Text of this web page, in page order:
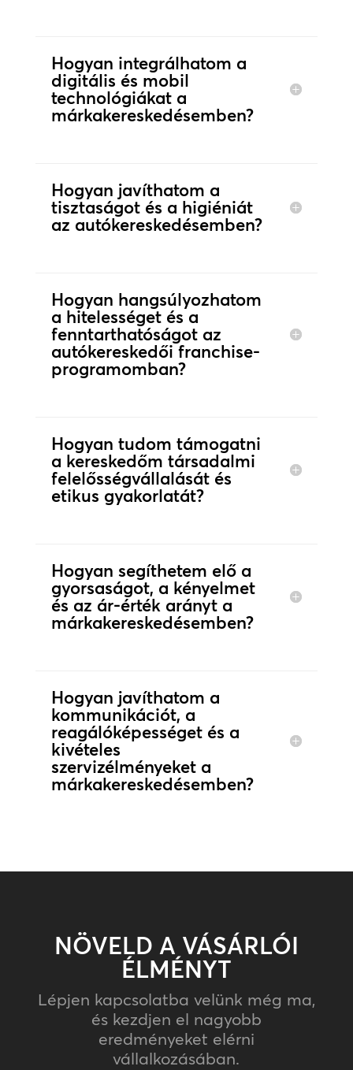
Hogyan integrálhatom a
digitális és mobil
technológiákat a
márkakereskedésemben?
Hogyan javíthatom a
tisztaságot és a higiéniát
az autókereskedésemben?
Hogyan hangsúlyozhatom
a hitelességet és a
fenntarthatóságot az
autókereskedői franchise-
programomban?
Hogyan tudom támogatni
a kereskedőm társadalmi
felelősségvállalását és
etikus gyakorlatát?
Hogyan segíthetem elő a
gyorsaságot, a kényelmet
és az ár-érték arányt a
márkakereskedésemben?
Hogyan javíthatom a
kommunikációt, a
reagálóképességet és a
kivételes
szervizélményeket a
márkakereskedésemben?
NÖVELD A VÁSÁRLÓI
ÉLMÉNYT
Lépjen kapcsolatba velünk még ma,
és kezdjen el nagyobb
eredményeket elérni
vállalkozásában.